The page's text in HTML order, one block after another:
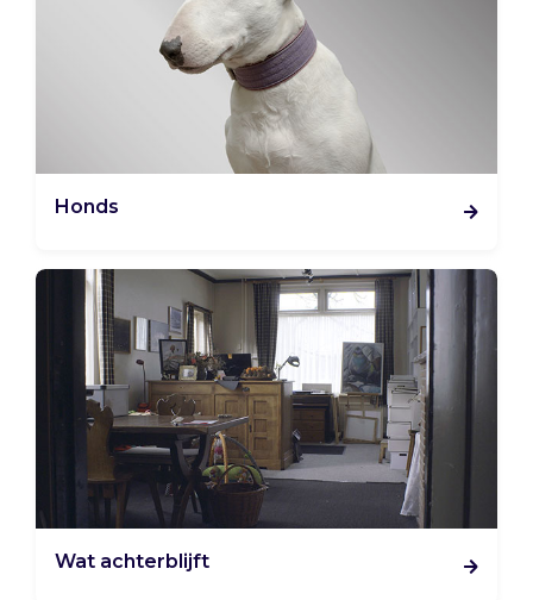
Honds
Wat achterblijft